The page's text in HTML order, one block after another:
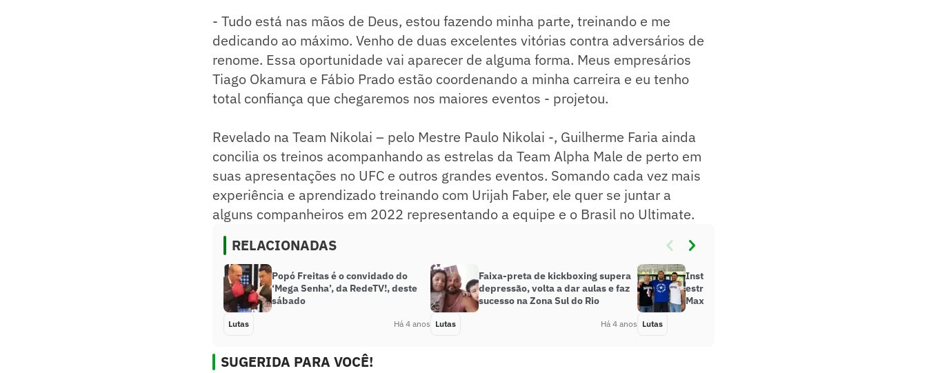
- Tudo está nas mãos de Deus, estou fazendo minha parte, treinando e me
dedicando ao máximo. Venho de duas excelentes vitórias contra adversários de
renome. Essa oportunidade vai aparecer de alguma forma. Meus empresários
Tiago Okamura e Fábio Prado estão coordenando a minha carreira e eu tenho
total confiança que chegaremos nos maiores eventos - projetou.
Revelado na Team Nikolai – pelo Mestre Paulo Nikolai -, Guilherme Faria ainda
concilia os treinos acompanhando as estrelas da Team Alpha Male de perto em
suas apresentações no UFC e outros grandes eventos. Somando cada vez mais
experiência e aprendizado treinando com Urijah Faber, ele quer se juntar a
alguns companheiros em 2022 representando a equipe e o Brasil no Ultimate.
RELACIONADAS
Popó Freitas é o convidado do
‘Mega Senha’, da RedeTV!, deste
sábado
Lutas Há 4 anos
Faixa-preta de kickboxing supera
depressão, volta a dar aulas e faz
sucesso na Zona Sul do Rio
Lutas Há 4 anos
Instituto Diego Lima investe em
estrutura e fecha parceria com a
Maximum Boxing
Lutas
SUGERIDA PARA VOCÊ!